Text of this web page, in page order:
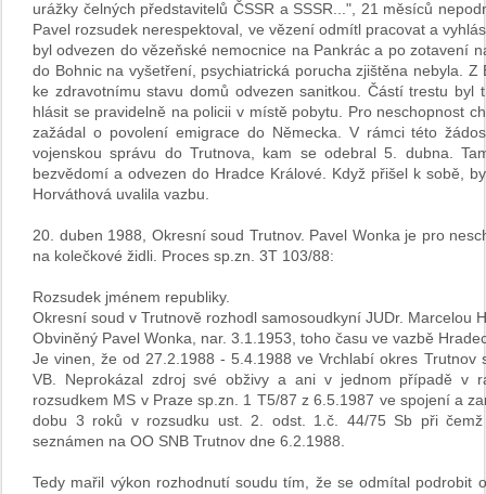
urážky čelných představitelů ČSSR a SSSR...", 21 měsíců
Pavel rozsudek nerespektoval, ve vězení odmítl pracovat a
byl odvezen do vězeňské nemocnice na Pankrác a po zotavení
do Bohnic na vyšetření, psychiatrická porucha zjištěna nebyla.
ke zdravotnímu stavu domů odvezen sanitkou. Částí trestu
hlásit se pravidelně na policii v místě pobytu. Pro neschopnost
zažádal o povolení emigrace do Německa. V rámci této
vojenskou správu do Trutnova, kam se odebral 5. dubna.
bezvědomí a odvezen do Hradce Králové. Když přišel k sobě,
Horváthová uvalila vazbu.
20. duben 1988, Okresní soud Trutnov. Pavel Wonka je pro
na kolečkové židli. Proces sp.zn. 3T 103/88:
Rozsudek jménem republiky.
Okresní soud v Trutnově rozhodl samosoudkyní JUDr. Marcelou
Obviněný Pavel Wonka, nar. 3.1.1953, toho času ve vazbě
Je vinen, že od 27.2.1988 - 5.4.1988 ve Vrchlabí okres
VB. Neprokázal zdroj své obživy a ani v jednom případě v
rozsudkem MS v Praze sp.zn. 1 T5/87 z 6.5.1987 ve spojení a
dobu 3 roků v rozsudku ust. 2. odst. 1.č. 44/75 Sb při
seznámen na OO SNB Trutnov dne 6.2.1988.
Tedy mařil výkon rozhodnutí soudu tím, že se odmítal podrobit